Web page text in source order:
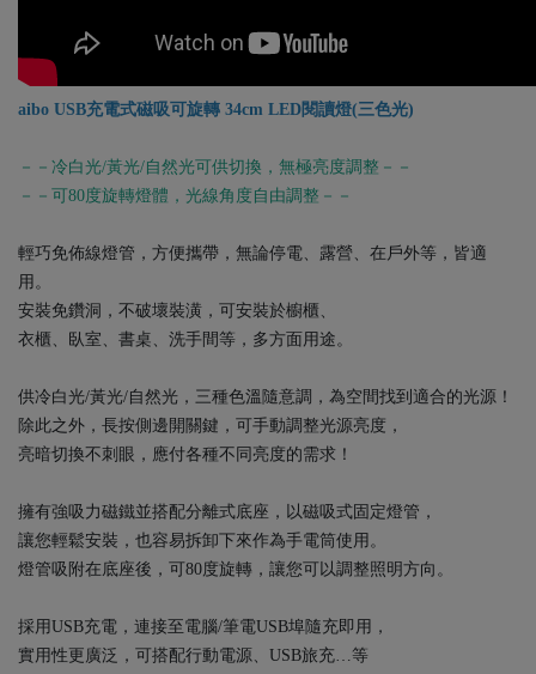
aibo USB充電式磁吸可旋轉 34cm LED閱讀燈(三色光)
－－冷白光/黃光/自然光可供切換，無極亮度調整－－
－－可80度旋轉燈體，光線角度自由調整－－
輕巧免佈線燈管，方便攜帶，無論停電、露營、在戶外等，皆適
用。
安裝免鑽洞，不破壞裝潢，可安裝於櫥櫃、
衣櫃、臥室、書桌、洗手間等，多方面用途。
供冷白光/黃光/自然光，三種色溫隨意調，為空間找到適合的光源！
除此之外，長按側邊開關鍵，可手動調整光源亮度，
亮暗切換不刺眼，應付各種不同亮度的需求！
擁有強吸力磁鐵並搭配分離式底座，以磁吸式固定燈管，
讓您輕鬆安裝，也容易拆卸下來作為手電筒使用。
燈管吸附在底座後，可80度旋轉，讓您可以調整照明方向。
採用USB充電，連接至電腦/筆電USB埠隨充即用，
實用性更廣泛，可搭配行動電源、USB旅充…等